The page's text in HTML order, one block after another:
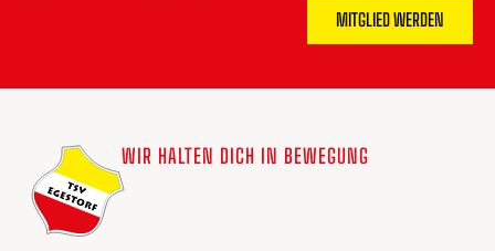
MITGLIED WERDEN
WIR HALTEN DICH IN BEWEGUNG